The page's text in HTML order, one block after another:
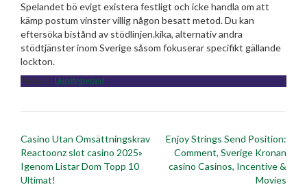
Spelandet bö evigt existera festligt och icke handla om att
kämp postum vinster villig någon besatt metod. Du kan
eftersöka bistånd av stödlinjen.kika, alternativ andra
stödtjänster inom Sverige såsom fokuserar specifikt gällande
lockton.
Posted in Uncategorized
Post
navigation
Casino Utan Omsättningskrav
Reactoonz slot casino 2025»
Igenom Listar Dom Topp 10
Ultimat!
Enjoy Strings Send Position:
Comment, Sverige Kronan
casino Casinos, Incentive &
Movies